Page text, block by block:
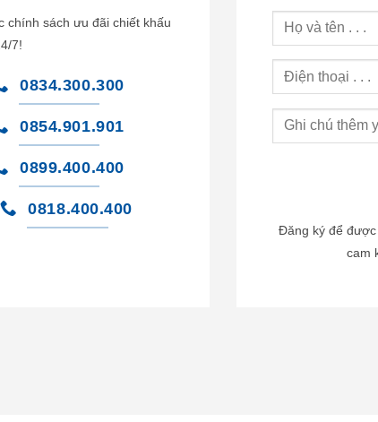
chính sách ưu đãi chiết khấu
7!
0834.300.300
0854.901.901
0899.400.400
0818.400.400
Đăng ký để
cam